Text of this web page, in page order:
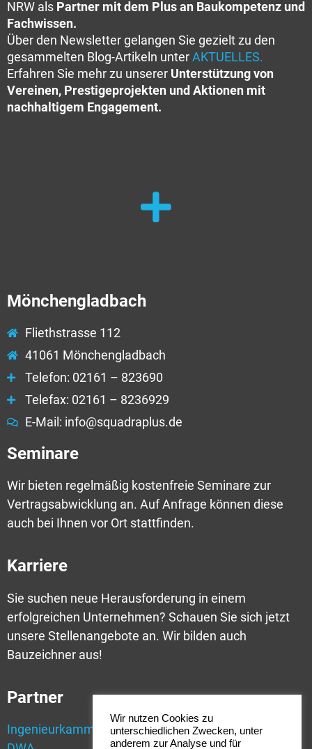
NRW als Partner mit dem Plus an Baukompetenz und
Fachwissen.
Über den Newsletter gelangen Sie gezielt zu den
gesammelten Blog-Artikeln unterAKTUELLES.
Erfahren Sie mehr zu unserer Unterstützung von
Vereinen, Prestigeprojekten und Aktionen mit
nachhaltigem Engagement.
Mönchengladbach
Fliethstrasse 112
41061 Mönchengladbach
Telefon: 02161 – 823690
Telefax: 02161 – 8236929
E-Mail: info@squadraplus.de
Seminare
Wir bieten regelmäßig kostenfreie Seminare zur
Vertragsabwicklung an. Auf Anfrage können diese
auch bei Ihnen vor Ort stattfinden.
Karriere
Sie suchen neue Herausforderung in einem
erfolgreichen Unternehmen? Schauen Sie sich jetzt
unsere Stellenangebote an. Wir bilden auch
Bauzeichner aus!
Partner
Ingenieurkammer Bau NRW
Wir nutzen Cookies zu
unterschiedlichen Zwecken, unter
anderem zur Analyse und für